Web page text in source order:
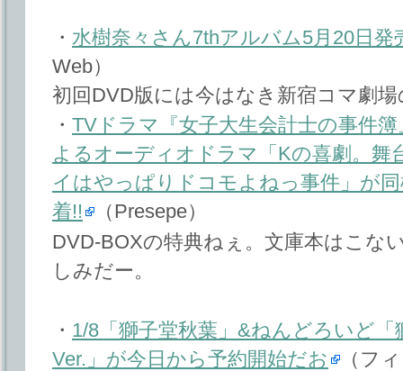
・ 水樹奈々さん7thアルバム5月20日発
Web）
初回DVD版には今はなき新宿コマ劇
・ TVドラマ『女子大生会計士の事件
よるオーディオドラマ「Kの喜劇。舞
イはやっぱりドコモよねっ事件」が
着!!
（Presepe）
DVD-BOXの特典ねぇ。文庫本はこな
しみだー。
・ 1/8「獅子堂秋葉」&ねんどろいど
Ver.」が今日から予約開始だお
（フ